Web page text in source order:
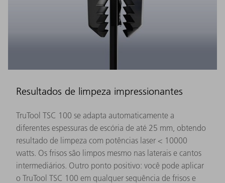
Resultados de limpeza impressionantes
TruTool TSC 100 se adapta automaticamente a
diferentes espessuras de escória de até 25 mm, obtendo
resultado de limpeza com potências laser < 10000
watts. Os frisos são limpos mesmo nas laterais e cantos
intermediários. Outro ponto positivo: você pode aplicar
o TruTool TSC 100 em qualquer sequência de frisos e